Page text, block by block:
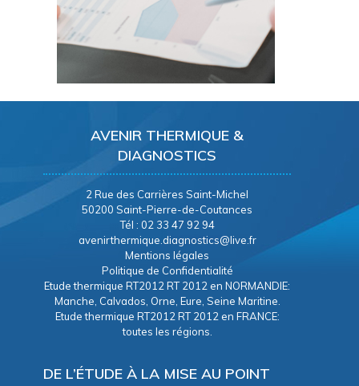
AVENIR THERMIQUE &
DIAGNOSTICS
2 Rue des Carrières Saint-Michel
50200 Saint-Pierre-de-Coutances
Tél : 02 33 47 92 94
avenirthermique.diagnostics@live.fr
Mentions légales
Politique de Confidentialité
Etude thermique RT2012 RT 2012 en NORMANDIE:
Manche, Calvados, Orne, Eure, Seine Maritine.
Etude thermique RT2012 RT 2012 en FRANCE:
toutes les régions.
DE L’ÉTUDE À LA MISE AU POINT